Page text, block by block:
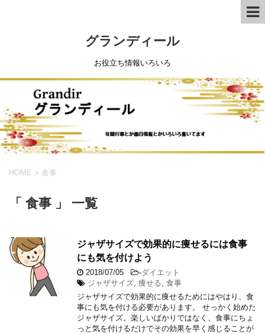
グランディール
お役立ち情報いろいろ
HOME > 食事
「 食事 」 一覧
ジャザサイズで効果的に痩せるには食事
にも気を付けよう
2018/07/05 -ダイエット
ジャザサイズ, 痩せる, 食事
ジャザサイズで効果的に痩せるためにはやはり、食
事にも気を付ける必要があります。 せっかく始めた
ジャザサイズ。楽しいばかりではなく、食事にちょ
っと気を付けるだけでその効果を早く感じることが